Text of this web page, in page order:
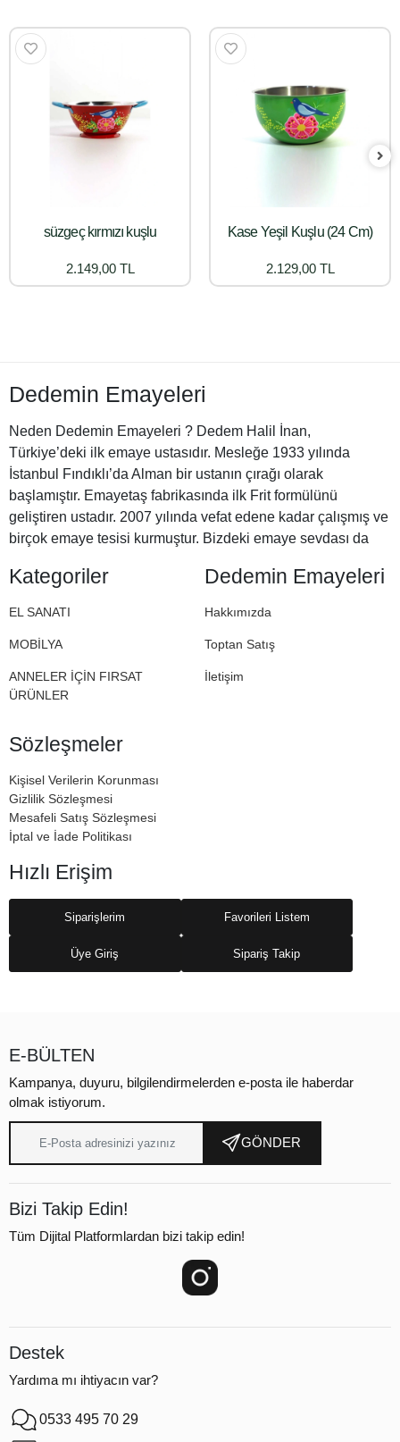
süzgeç kırmızı kuşlu
2.149,00 TL
Kase Yeşil Kuşlu (24 Cm)
2.129,00 TL
Dedemin Emayeleri
Neden Dedemin Emayeleri ? Dedem Halil İnan,
Türkiye’deki ilk emaye ustasıdır. Mesleğe 1933 yılında
İstanbul Fındıklı’da Alman bir ustanın çırağı olarak
başlamıştır. Emayetaş fabrikasında ilk Frit formülünü
geliştiren ustadır. 2007 yılında vefat edene kadar çalışmış ve
birçok emaye tesisi kurmuştur. Bizdeki emaye sevdası da
Emayeleri
Kategoriler
EL SANATI
MOBİLYA
ANNELER İÇİN FIRSAT
ÜRÜNLER
Dedemin Emayeleri
Hakkımızda
Toptan Satış
İletişim
Sözleşmeler
Kişisel Verilerin Korunması
Gizlilik Sözleşmesi
Mesafeli Satış Sözleşmesi
İptal ve İade Politikası
Hızlı Erişim
Siparişlerim Favorileri Listem
Üye Giriş Sipariş Takip
E-BÜLTEN
Kampanya, duyuru, bilgilendirmelerden e-posta ile haberdar
olmak istiyorum.
GÖNDER
Bizi Takip Edin!
Tüm Dijital Platformlardan bizi takip edin!
Destek
Yardıma mı ihtiyacın var?
0533 495 70 29